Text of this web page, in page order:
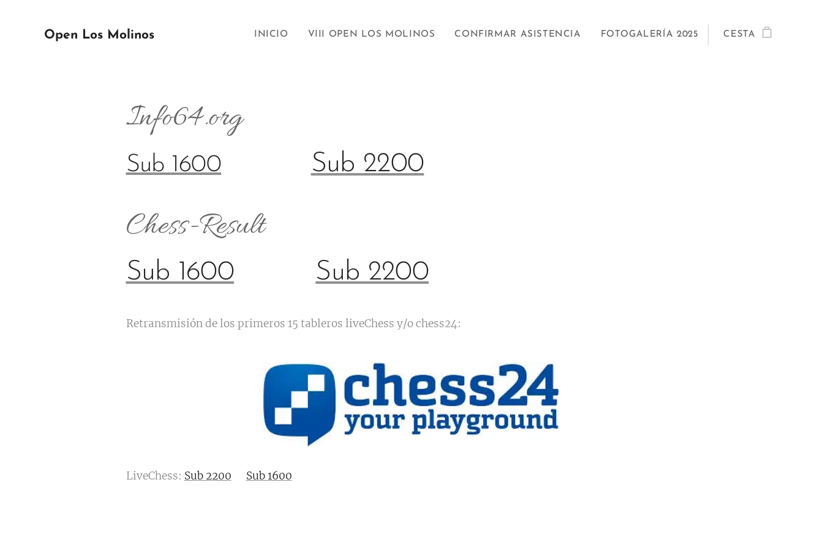
Open Los Molinos INICIO VIII OPEN LOS MOLINOS CONFIRMAR ASISTENCIA FOTOGALERÍA 2025 CESTA
Info64.org
Sub 1600 Sub 2200
Chess-Result
Sub 1600 Sub 2200
Retransmisión de los primeros 15 tableros liveChess y/o chess24:
LiveChess: Sub 2200 Sub 1600